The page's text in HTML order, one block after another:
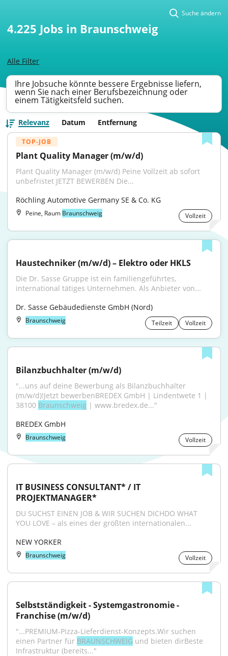
Alle Filter
Suche ändern
4.225 Jobs in Braunschweig
Ihre Jobsuche könnte bessere Ergebnisse liefern,
wenn Sie nach einer Berufsbezeichnung oder
einem Tätigkeitsfeld suchen.
Relevanz Datum Entfernung
TOP-JOB
Plant Quality Manager (m/w/d)
Plant Quality Manager (m/w/d) Peine Vollzeit ab sofort
unbefristet JETZT BEWERBEN Die...
Röchling Automotive Germany SE & Co. KG
Peine, Raum Braunschweig Vollzeit
Haustechniker (m/w/d) – Elektro oder HKLS
Die Dr. Sasse Gruppe ist ein familiengeführtes,
international tätiges Unternehmen. Als Anbieter von...
Dr. Sasse Gebäudedienste GmbH (Nord)
Braunschweig Teilzeit Vollzeit
Bilanzbuchhalter (m/w/d)
"...uns auf deine Bewerbung als Bilanzbuchhalter
(m/w/d)!Jetzt bewerbenBREDEX GmbH | Lindentwete 1 |
38100 Braunschweig | www.bredex.de..."
BREDEX GmbH
Braunschweig Vollzeit
IT BUSINESS CONSULTANT* / IT
PROJEKTMANAGER*
DU SUCHST EINEN JOB & WIR SUCHEN DICHDO WHAT
YOU LOVE – als eines der größten internationalen...
NEW YORKER
Braunschweig Vollzeit
Selbstständigkeit - Systemgastronomie -
Franchise (m/w/d)
"...PREMIUM-Pizza-Lieferdienst-Konzepts.Wir suchen
einen Partner für BRAUNSCHWEIG und bieten dirBeste
Infrastruktur (bereits..."